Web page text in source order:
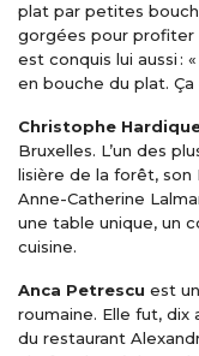
plat par petites
gorgées pour profiter
est conquis lui aussi :
en bouche du plat. Ça
Christophe
Bruxelles. L’un des
lisière de la forêt, son
Anne-Catherine
une table unique, un
cuisine.
Anca Petrescu est
roumaine. Elle fut, dix
du restaurant